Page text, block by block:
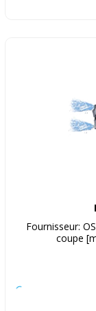
Fournisseur:
coupe